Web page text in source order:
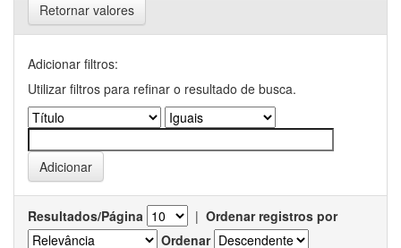
Retornar valores
Adicionar filtros:
Utilizar filtros para refinar o resultado de busca.
Resultados/Página | Ordenar registros por
Ordenar